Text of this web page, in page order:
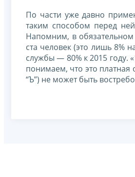
По части уже давно
таким способом перед
Напомним, в обязательном
ста человек (это лишь 8%
службы — 80% к 2015 году.
понимаем, что это
“Ъ”) не может быть